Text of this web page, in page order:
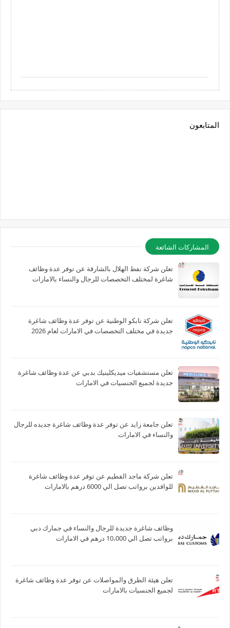
المتابعون
المشاركات الشائعة
تعلن شركة نفط الهلال بالشارقة عن توفر عدة وظائف
شاغرة لمختلف التخصصات للرجال والنساء بالامارات
تعلن شركة نابكو الوطنية عن توفر عدة وظائف شاغرة
جديدة في مختلف التخصصات في الامارات لعام 2026
تعلن مستشفيات ميديكلينيك بدبي عن عدة وظائف شاغرة
جديدة لجميع الجنسيات في الامارات
تعلن جامعة زايد عن توفر عدة وظائف شاغرة جديده للرجال
والنساء في الامارات
تعلن شركة ماجد الفطيم عن توفر عدة وظائف شاغرة
للوافدين برواتب تصل الي 6000 درهم بالامارات
وظائف شاغرة جديدة للرجال والنساء في جمارك دبي
برواتب تصل الي 10،000 درهم في الامارات
تعلن هيئة الطرق والمواصلات عن توفر عدة وظائف شاغرة
لجميع الجنسيات بالامارات